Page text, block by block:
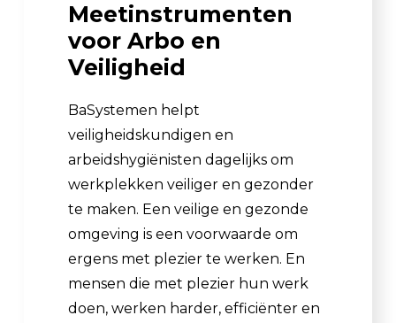
Meetinstrumenten
voor Arbo en
Veiligheid
BaSystemen helpt
veiligheidskundigen en
arbeidshygiënisten dagelijks om
werkplekken veiliger en gezonder
te maken. Een veilige en gezonde
omgeving is een voorwaarde om
ergens met plezier te werken. En
mensen die met plezier hun werk
doen, werken harder, efficiënter en